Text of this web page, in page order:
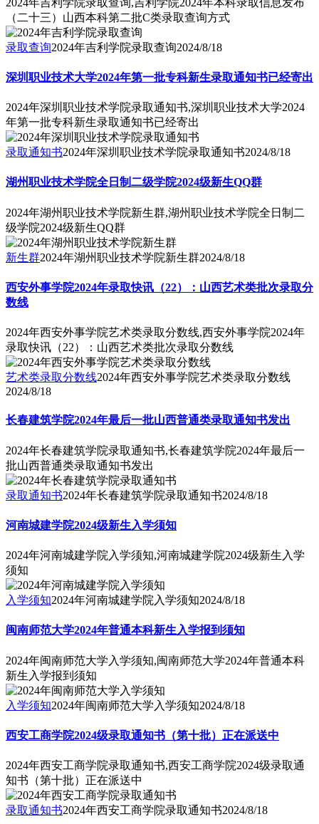
（二十三）山西本科第二批C类录取查询方式
录取查询2024年吉利学院录取查询2024/8/18
深圳职业技术大学2024年第一批专科新生录取通知书已经寄出
2024年深圳职业技术学院录取通知书,深圳职业技术大学2024
年第一批专科新生录取通知书已经寄出
录取通知书2024年深圳职业技术学院录取通知书2024/8/18
湖州职业技术学院全日制二级学院2024级新生QQ群
2024年湖州职业技术学院新生群,湖州职业技术学院全日制二
级学院2024级新生QQ群
新生群2024年湖州职业技术学院新生群2024/8/18
西安外事学院2024年录取快讯（22）：山西艺术类批次录取分
数线
2024年西安外事学院艺术类录取分数线,西安外事学院2024年
录取快讯（22）：山西艺术类批次录取分数线
艺术类录取分数线2024年西安外事学院艺术类录取分数线
2024/8/18
长春建筑学院2024年最后一批山西普通类录取通知书发出
2024年长春建筑学院录取通知书,长春建筑学院2024年最后一
批山西普通类录取通知书发出
录取通知书2024年长春建筑学院录取通知书2024/8/18
河南城建学院2024级新生入学须知
2024年河南城建学院入学须知,河南城建学院2024级新生入学
须知
入学须知2024年河南城建学院入学须知2024/8/18
闽南师范大学2024年普通本科新生入学报到须知
2024年闽南师范大学入学须知,闽南师范大学2024年普通本科
新生入学报到须知
入学须知2024年闽南师范大学入学须知2024/8/18
西安工商学院2024级录取通知书（第十批）正在派送中
2024年西安工商学院录取通知书,西安工商学院2024级录取通
知书（第十批）正在派送中
录取通知书2024年西安工商学院录取通知书2024/8/18